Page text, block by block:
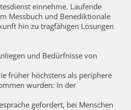
einnehme. Laufende
Messbuch und Benediktionale
hin zu tragfähigen Lösungen
und Bedürfnisse von
früher höchstens als periphere
wurden: In der
gefordert, bei Menschen